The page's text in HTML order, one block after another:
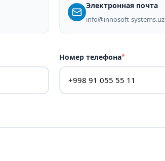
Электронная почта
info@innosoft-systems.uz
Номер телефона*